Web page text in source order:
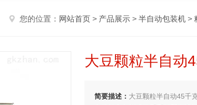
您的位置： 网站首页 > 产品展示 > 半自动包装机 >
大豆颗粒半自动
简要描述： 大豆颗粒半自动45千